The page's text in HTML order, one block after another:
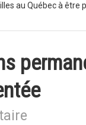
au Québec à